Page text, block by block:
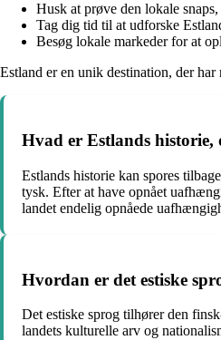
Husk at prøve den lokale
Tag dig tid til at udforske
Besøg lokale markeder for at
Estland er en unik destination, der
Hvad er Estlands
Estlands historie kan spores
tysk. Efter at have opnået
landet endelig opnåede
Hvordan er det estiske
Det estiske sprog tilhører den
landets kulturelle arv og